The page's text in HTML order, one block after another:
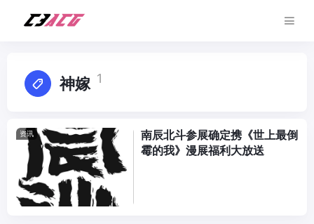
神嫁 1
资讯
南辰北斗参展确定携《世上最倒
霉的我》漫展福利大放送